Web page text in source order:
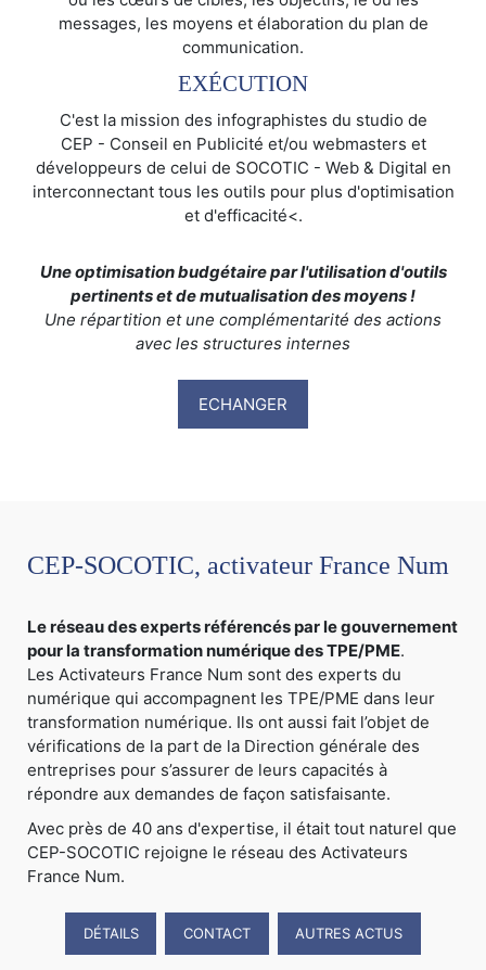
messages, les moyens et élaboration du plan de
communication.
EXÉCUTION
C'est la mission des infographistes du studio de
CEP - Conseil en Publicité et/ou webmasters et
développeurs de celui de SOCOTIC - Web & Digital en
interconnectant tous les outils pour plus d'optimisation
et d'efficacité<.
Une optimisation budgétaire par l'utilisation d'outils
pertinents et de mutualisation des moyens !
Une répartition et une complémentarité des actions
avec les structures internes
ECHANGER
CEP-SOCOTIC, activateur France Num
Le réseau des experts référencés par le gouvernement
pour la transformation numérique des TPE/PME.
Les Activateurs France Num sont des experts du
numérique qui accompagnent les TPE/PME dans leur
transformation numérique. Ils ont aussi fait l’objet de
vérifications de la part de la Direction générale des
entreprises pour s’assurer de leurs capacités à
répondre aux demandes de façon satisfaisante.
Avec près de 40 ans d'expertise, il était tout naturel que
CEP-SOCOTIC rejoigne le réseau des Activateurs
France Num.
DÉTAILS CONTACT AUTRES ACTUS